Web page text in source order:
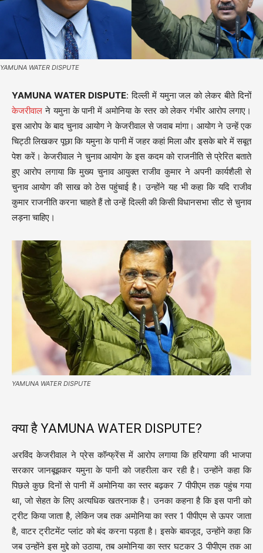
YAMUNA WATER DISPUTE
YAMUNA WATER DISPUTE: दिल्ली में यमुना जल को लेकर बीते दिनों
केजरीवाल ने यमुना के पानी में अमोनिया के स्तर को लेकर गंभीर आरोप लगाए।
इस आरोप के बाद चुनाव आयोग ने केजरीवाल से जवाब मांगा। आयोग ने उन्हें एक
चिट्ठी लिखकर पूछा कि यमुना के पानी में जहर कहां मिला और इसके बारे में सबूत
पेश करें। केजरीवाल ने चुनाव आयोग के इस कदम को राजनीति से प्रेरित बताते
हुए आरोप लगाया कि मुख्य चुनाव आयुक्त राजीव कुमार ने अपनी कार्यशैली से
चुनाव आयोग की साख को ठेस पहुंचाई है। उन्होंने यह भी कहा कि यदि राजीव
कुमार राजनीति करना चाहते हैं तो उन्हें दिल्ली की किसी विधानसभा सीट से चुनाव
लड़ना चाहिए।
YAMUNA WATER DISPUTE
क्या है YAMUNA WATER DISPUTE?
अरविंद केजरीवाल ने प्रेस कॉन्फ्रेंस में आरोप लगाया कि हरियाणा की भाजपा
सरकार जानबूझकर यमुना के पानी को जहरीला कर रही है। उन्होंने कहा कि
पिछले कुछ दिनों से पानी में अमोनिया का स्तर बढ़कर 7 पीपीएम तक पहुंच गया
था, जो सेहत के लिए अत्यधिक खतरनाक है। उनका कहना है कि इस पानी को
ट्रीट किया जाता है, लेकिन जब तक अमोनिया का स्तर 1 पीपीएम से ऊपर जाता
है, वाटर ट्रीटमेंट प्लांट को बंद करना पड़ता है। इसके बावजूद, उन्होंने कहा कि
जब उन्होंने इस मुद्दे को उठाया, तब अमोनिया का स्तर घटकर 3 पीपीएम तक आ